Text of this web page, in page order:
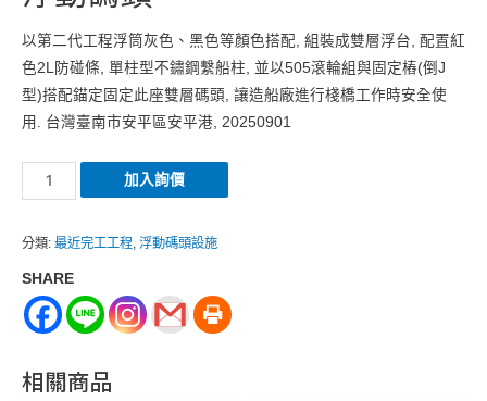
以第二代工程浮筒灰色、黑色等顏色搭配, 組裝成雙層浮台, 配置紅
色2L防碰條, 單柱型不鏽鋼繫船柱, 並以505滾輪組與固定樁(倒J
型)搭配錨定固定此座雙層碼頭, 讓造船廠進行棧橋工作時安全使
用. 台灣臺南市安平區安平港, 20250901
FD-
232
安
平
造
廠
加入詢價
分類: 最近完工工程 浮動碼頭設施
SHARE
相關商品